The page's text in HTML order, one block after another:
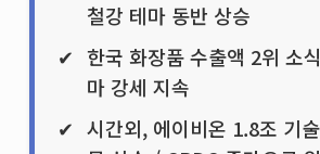
철강 테마 동반 상승
한국 화장품 수출액 2위 소
마 강세 지속
시간외, 에이비온 1.8조 기